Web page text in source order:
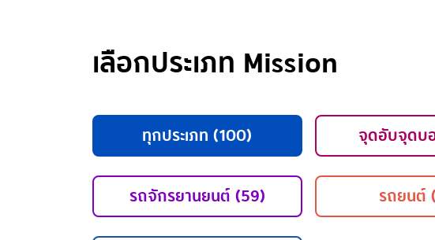
เลือกประเภท Mission
ทุกประเภท (100) จุดอับจุดบ
รถจักรยานยนต์ (59) รถยนต์